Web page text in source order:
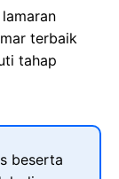
terbaik
tahap
beserta